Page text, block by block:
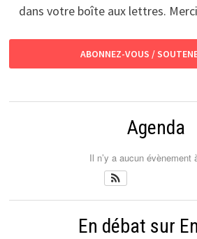
dans votre boîte aux lettres.
ABONNEZ-VOUS /
Agenda
Il n’y a aucun évènement
En débat sur